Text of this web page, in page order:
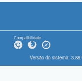
Gabinete de Segurança
Advocacia-Geral da União
Compatibilidade
Versão do sistema: